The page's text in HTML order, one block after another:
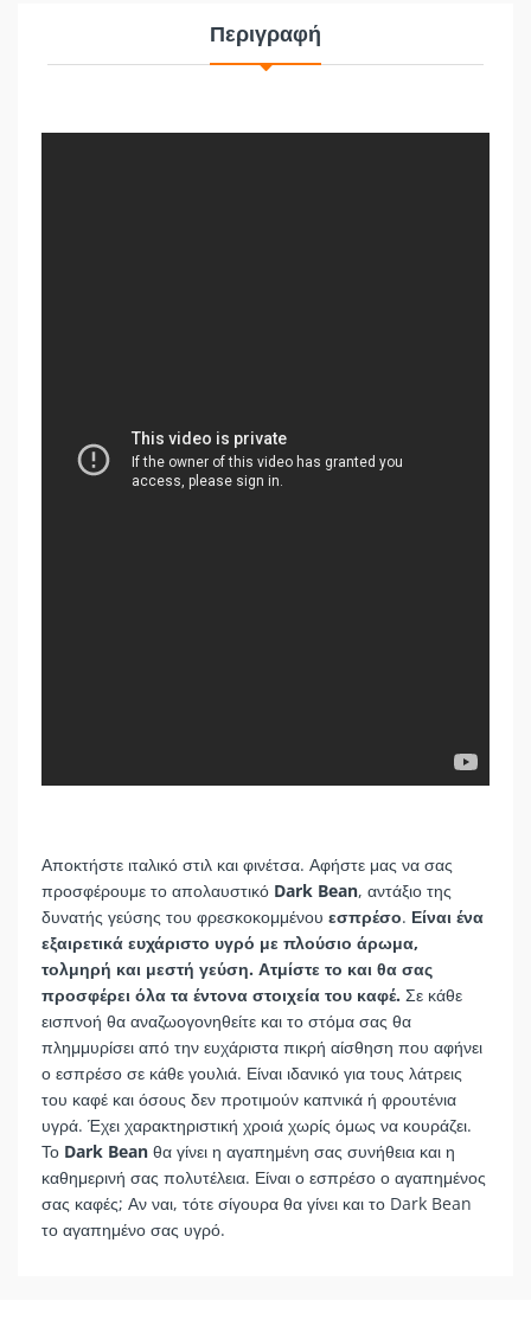
Περιγραφή
Αποκτήστε ιταλικό στιλ και φινέτσα. Αφήστε μας να σας
προσφέρουμε το απολαυστικό Dark Bean, αντάξιο της
δυνατής γεύσης του φρεσκοκομμένου εσπρέσο. Είναι ένα
εξαιρετικά ευχάριστο υγρό με πλούσιο άρωμα,
τολμηρή και μεστή γεύση. Ατμίστε το και θα σας
προσφέρει όλα τα έντονα στοιχεία του καφέ. Σε κάθε
εισπνοή θα αναζωογονηθείτε και το στόμα σας θα
πλημμυρίσει από την ευχάριστα πικρή αίσθηση που αφήνει
ο εσπρέσο σε κάθε γουλιά. Είναι ιδανικό για τους λάτρεις
του καφέ και όσους δεν προτιμούν καπνικά ή φρουτένια
υγρά. Έχει χαρακτηριστική χροιά χωρίς όμως να κουράζει.
Το Dark Bean θα γίνει η αγαπημένη σας συνήθεια και η
καθημερινή σας πολυτέλεια. Είναι ο εσπρέσο ο αγαπημένος
σας καφές; Αν ναι, τότε σίγουρα θα γίνει και το Dark Bean
το αγαπημένο σας υγρό.